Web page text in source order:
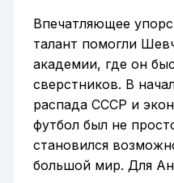
Впечатляющее
талант помогли
академии, где он
сверстников. В
распада СССР и
футбол был не
становился
большой мир. Для